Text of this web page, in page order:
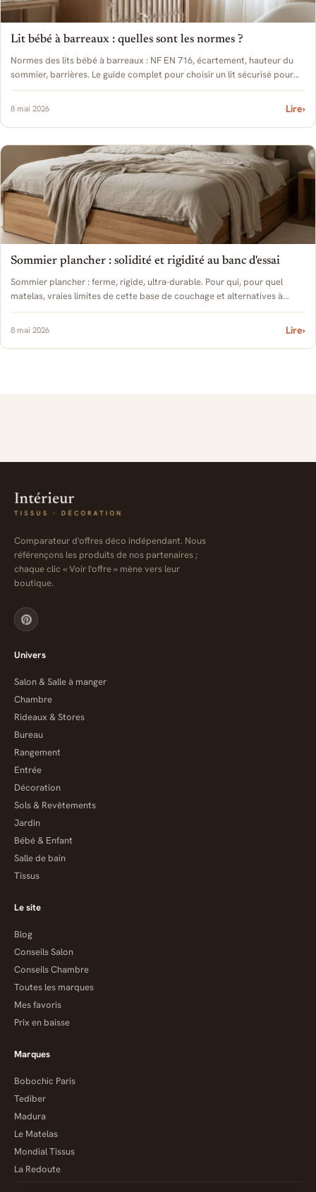
Lit bébé à barreaux : quelles sont les normes ?
Normes des lits bébé à barreaux : NF EN 716, écartement, hauteur du
sommier, barrières. Le guide complet pour choisir un lit sécurisé pour
votre enfant.
8 mai 2026 Lire›
Sommier plancher : solidité et rigidité au banc d'essai
Sommier plancher : ferme, rigide, ultra-durable. Pour qui, pour quel
matelas, vraies limites de cette base de couchage et alternatives à
connaître.
8 mai 2026 Lire›
Comparateur d'offres déco indépendant. Nous
référençons les produits de nos partenaires ;
chaque clic « Voir l'offre » mène vers leur
boutique.
Univers
Salon & Salle à manger
Chambre
Rideaux & Stores
Bureau
Rangement
Entrée
Décoration
Sols & Revêtements
Jardin
Bébé & Enfant
Salle de bain
Tissus
Le site
Blog
Conseils Salon
Conseils Chambre
Toutes les marques
Mes favoris
Prix en baisse
Marques
Bobochic Paris
Tediber
Madura
Le Matelas
Mondial Tissus
La Redoute